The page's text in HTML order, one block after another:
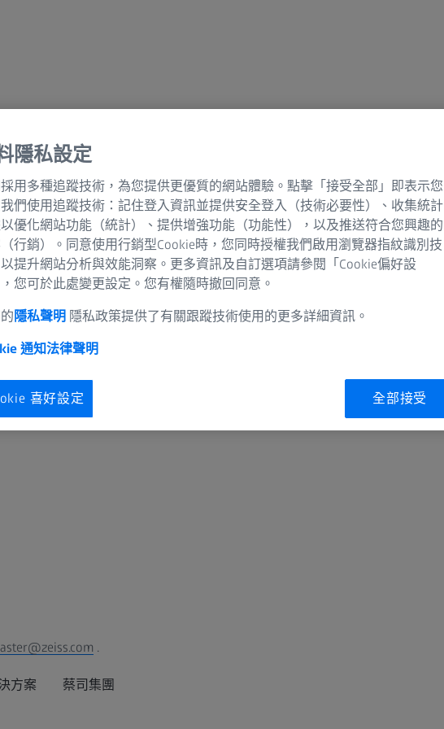
.
方案 蔡司集團
隱私設定
用多種追蹤技術，為您提供更優質的網站體驗。點擊「接受全部」即表示您
們使用追蹤技術：記住登入資訊並提供安全登入（技術必要性）、收集統計
優化網站功能（統計）、提供增強功能（功能性），以及推送符合您興趣的
行銷）。同意使用行銷型Cookie時，您同時授權我們啟用瀏覽器指紋識別技
提升網站分析與效能洞察。更多資訊及自訂選項請參閱「Cookie偏好設
您可於此處變更設定。您有權隨時撤回同意。
隱私聲明 隱私政策提供了有關跟蹤技術使用的更多詳細資訊。
通知法律聲明
喜好設定 全部接受